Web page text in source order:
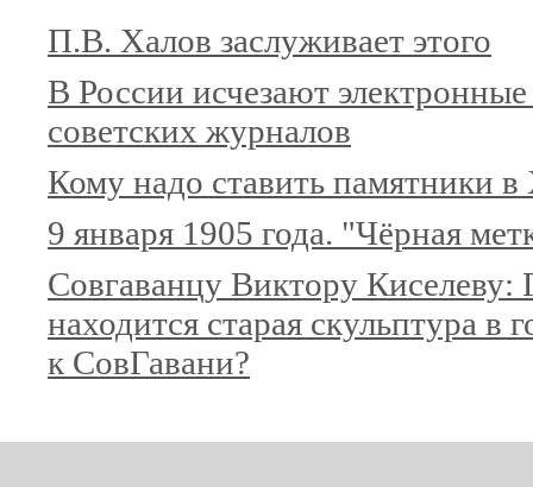
П.В. Халов заслуживает этого
В России исчезают
советских журналов
Кому надо ставить памятники в
9 января 1905 года. "Чёрная
Совгаванцу Виктору Киселеву:
находится старая скульптура в
к СовГавани?